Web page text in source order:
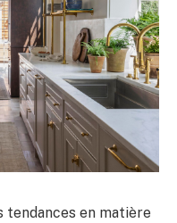
tendances en matière